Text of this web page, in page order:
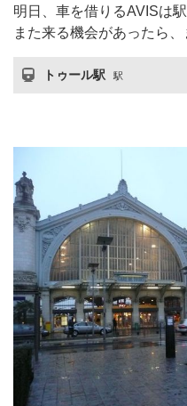
明日、車を借りるAVISは
また来る機会があったら
トゥール駅 駅